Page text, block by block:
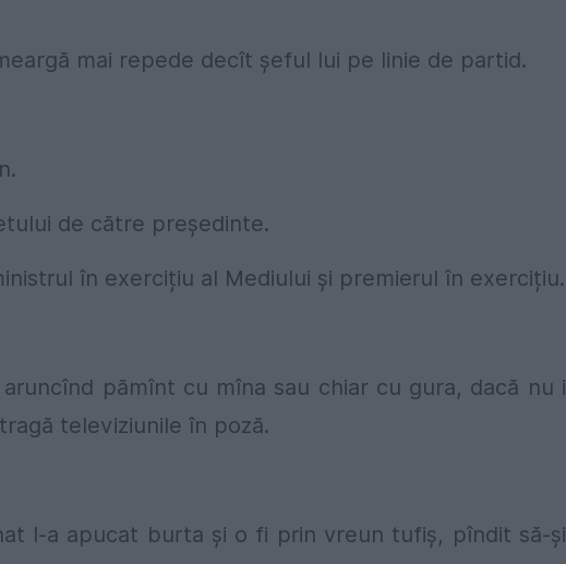
mai repede decît șeful lui pe linie de partid.
de către președinte.
în exercițiu al Mediului și premierul în exercițiu.
pămînt cu mîna sau chiar cu gura, dacă nu i
televiziunile în poză.
l-a apucat burta și o fi prin vreun tufiș, pîndit să-și